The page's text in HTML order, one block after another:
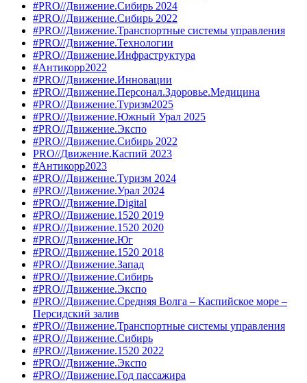
#PRO//Движение.Сибирь 2024
#PRO//Движение.Сибирь 2022
#PRO//Движение.Транспортные системы управления
#PRO//Движение.Технологии
#PRO//Движение.Инфраструктура
#Антикорр2022
#PRO//Движение.Инновации
#PRO//Движение.Персонал.Здоровье.Медицина
#PRO//Движение.Туризм2025
#PRO//Движение.Южный Урал 2025
#PRO//Движение.Экспо
#PRO//Движение.Сибирь 2022
PRO//Движение.Каспий 2023
#Антикорр2023
#PRO//Движение.Туризм 2024
#PRO//Движение.Урал 2024
#PRO//Движение.Digital
#PRO//Движение.1520 2019
#PRO//Движение.1520 2020
#PRO//Движение.Юг
#PRO//Движение.1520 2018
#PRO//Движение.Запад
#PRO//Движение.Сибирь
#PRO//Движение.Экспо
#PRO//Движение.Средняя Волга – Каспийское море –
Персидский залив
#PRO//Движение.Транспортные системы управления
#PRO//Движение.Сибирь
#PRO//Движение.1520 2022
#PRO//Движение.Экспо
#PRO//Движение.Год пассажира